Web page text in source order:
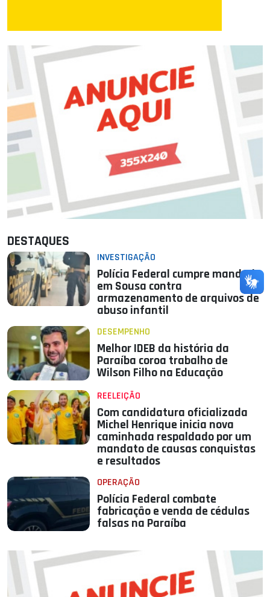
DESTAQUES
INVESTIGAÇÃO
Polícia Federal cumpre mandado
em Sousa contra
armazenamento de arquivos de
abuso infantil
DESEMPENHO
Melhor IDEB da história da
Paraíba coroa trabalho de
Wilson Filho na Educação
REELEIÇÃO
Com candidatura oficializada
Michel Henrique inicia nova
caminhada respaldado por um
mandato de causas conquistas
e resultados
OPERAÇÃO
Polícia Federal combate
fabricação e venda de cédulas
falsas na Paraíba